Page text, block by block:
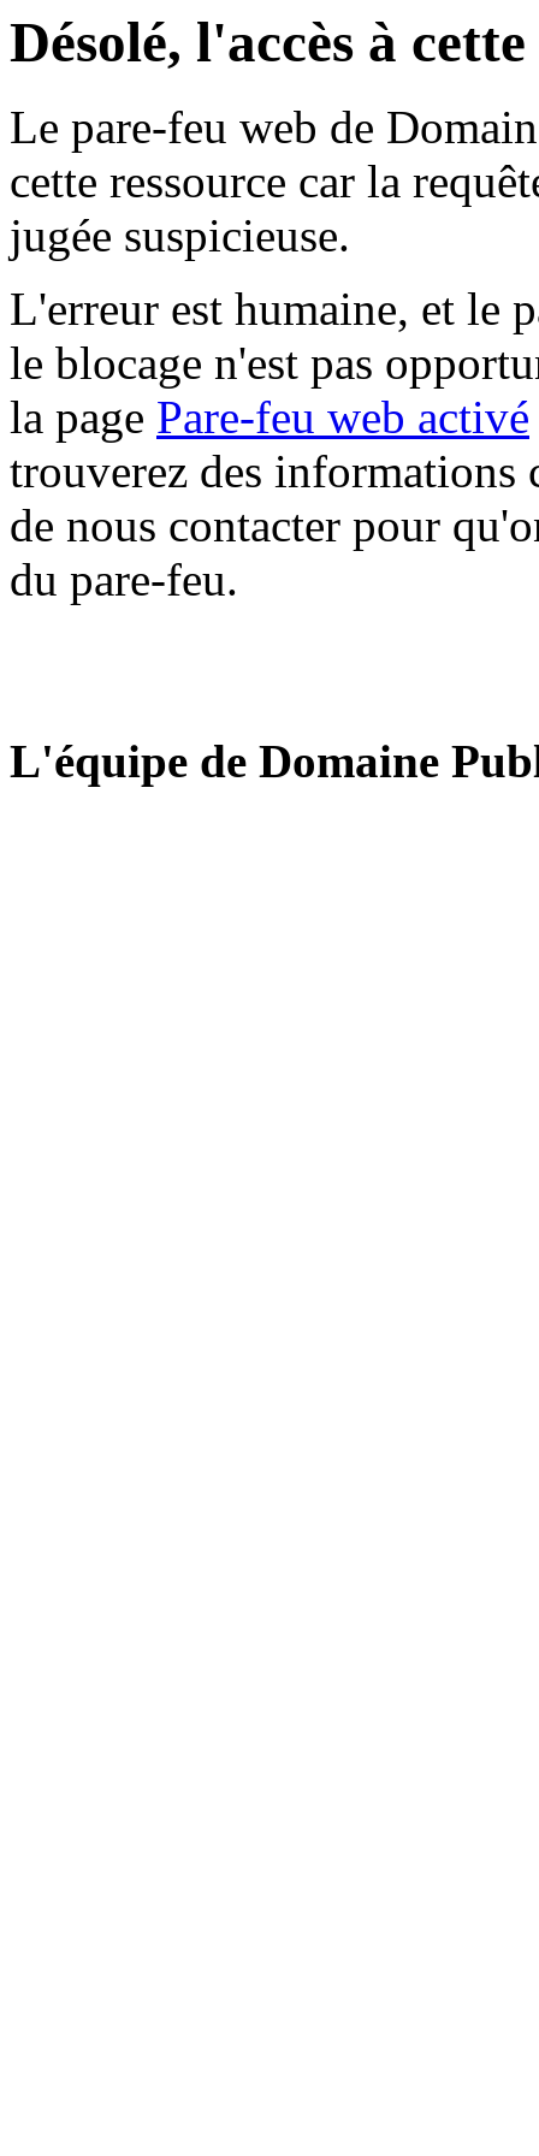
Désolé, l'accès à
Le pare-feu web de
cette ressource car la
jugée suspicieuse.
L'erreur est humaine, et le
le blocage n'est pas
la page Pare-feu web activé
trouverez des informations
de nous contacter pour
du pare-feu.
L'équipe de Domaine